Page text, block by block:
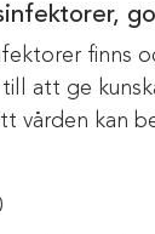
finns
att ge
vården kan